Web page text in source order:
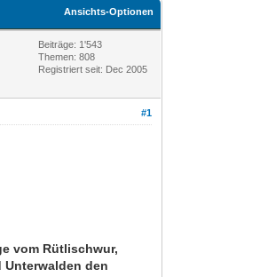
Ansichts-Optionen
Beiträge: 1'543
Themen: 808
Registriert seit: Dec 2005
#1
vom Rütlischwur,
Unterwalden den